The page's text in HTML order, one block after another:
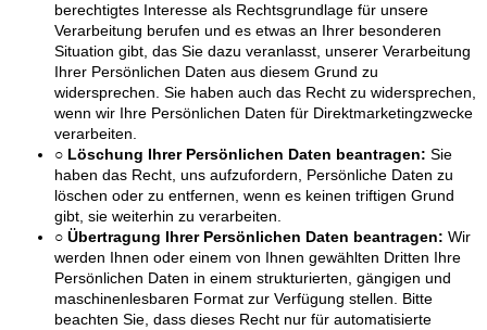
berechtigtes Interesse als Rechtsgrundlage für unsere
Verarbeitung berufen und es etwas an Ihrer besonderen
Situation gibt, das Sie dazu veranlasst, unserer Verarbeitung
Ihrer Persönlichen Daten aus diesem Grund zu
widersprechen. Sie haben auch das Recht zu widersprechen,
wenn wir Ihre Persönlichen Daten für Direktmarketingzwecke
verarbeiten.
○ Löschung Ihrer Persönlichen Daten beantragen: Sie
haben das Recht, uns aufzufordern, Persönliche Daten zu
löschen oder zu entfernen, wenn es keinen triftigen Grund
gibt, sie weiterhin zu verarbeiten.
○ Übertragung Ihrer Persönlichen Daten beantragen: Wir
werden Ihnen oder einem von Ihnen gewählten Dritten Ihre
Persönlichen Daten in einem strukturierten, gängigen und
maschinenlesbaren Format zur Verfügung stellen. Bitte
beachten Sie, dass dieses Recht nur für automatisierte